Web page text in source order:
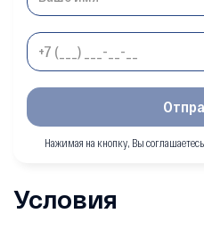
Нажимая на кнопку, Вы
Условия